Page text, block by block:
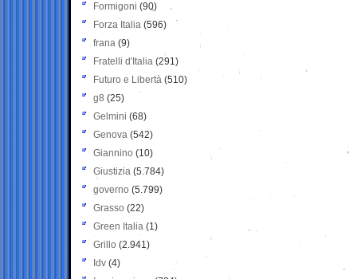
Formigoni (90)
Forza Italia (596)
frana (9)
Fratelli d'Italia (291)
Futuro e Libertà (510)
g8 (25)
Gelmini (68)
Genova (542)
Giannino (10)
Giustizia (5.784)
governo (5.799)
Grasso (22)
Green Italia (1)
Grillo (2.941)
Idv (4)